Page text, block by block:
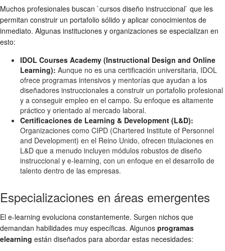
Muchos profesionales buscan `cursos diseño instruccional` que les
permitan construir un portafolio sólido y aplicar conocimientos de
inmediato. Algunas instituciones y organizaciones se especializan en
esto:
IDOL Courses Academy (Instructional Design and Online
Learning): Aunque no es una certificación universitaria, IDOL
ofrece programas intensivos y mentorías que ayudan a los
diseñadores instruccionales a construir un portafolio profesional
y a conseguir empleo en el campo. Su enfoque es altamente
práctico y orientado al mercado laboral.
Certificaciones de Learning & Development (L&D):
Organizaciones como CIPD (Chartered Institute of Personnel
and Development) en el Reino Unido, ofrecen titulaciones en
L&D que a menudo incluyen módulos robustos de diseño
instruccional y e-learning, con un enfoque en el desarrollo de
talento dentro de las empresas.
Especializaciones en áreas emergentes
El e-learning evoluciona constantemente. Surgen nichos que
demandan habilidades muy específicas. Algunos programas
elearning están diseñados para abordar estas necesidades: